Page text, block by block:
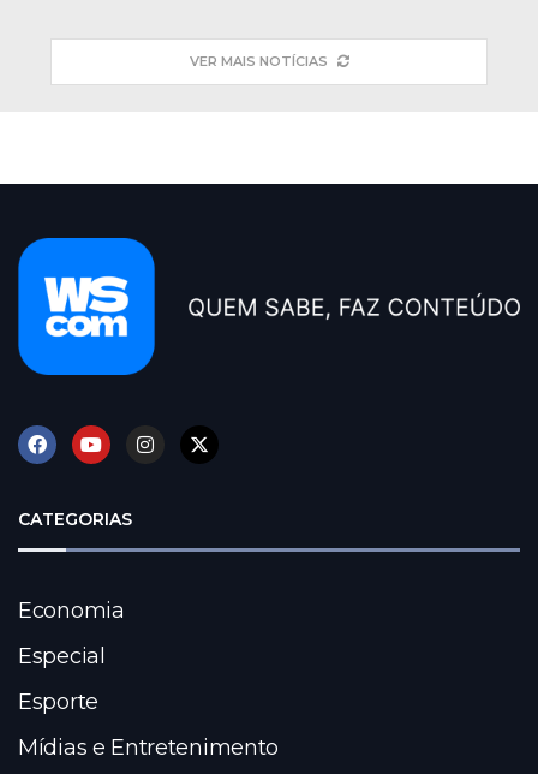
VER MAIS NOTÍCIAS
CATEGORIAS
Economia
Especial
Esporte
Mídias e Entretenimento